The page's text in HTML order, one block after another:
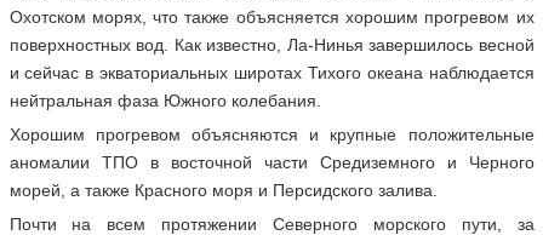
Охотском морях, что также объясняется хорошим прогревом их
поверхностных вод. Как известно, Ла-Нинья завершилось весной
и сейчас в экваториальных широтах Тихого океана наблюдается
нейтральная фаза Южного колебания.
Хорошим прогревом объясняются и крупные положительные
аномалии ТПО в восточной части Средиземного и Черного
морей, а также Красного моря и Персидского залива.
Почти на всем протяжении Северного морского пути, за